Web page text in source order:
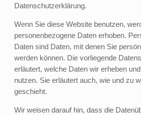
Datenschutzerklärung.
Wenn Sie diese Website benutzen,
personenbezogene Daten erhoben.
Daten sind Daten, mit denen Sie
werden können. Die vorliegende
erläutert, welche Daten wir erheben
nutzen. Sie erläutert auch, wie und zu
geschieht.
Wir weisen darauf hin, dass die